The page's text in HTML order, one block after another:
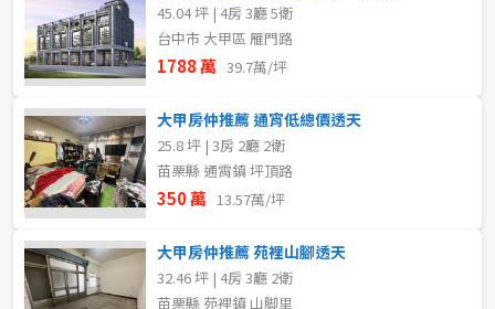
45.04 坪 | 4房 3廳 5衛
台中市 大甲區 雁門路
1788 萬 39.7萬/坪
大甲房仲推薦 通宵低總價透天
25.8 坪 | 3房 2廳 2衛
苗栗縣 通霄鎮 坪頂路
350 萬 13.57萬/坪
大甲房仲推薦 苑裡山腳透天
32.46 坪 | 4房 3廳 2衛
苗栗縣 苑裡鎮 山脚里